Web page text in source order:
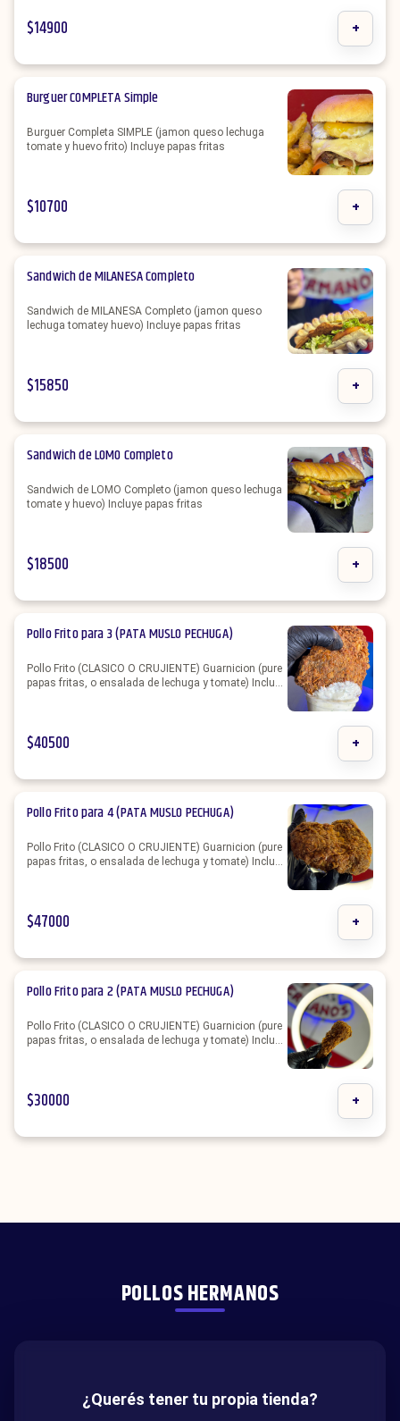
$14900 +
Burguer COMPLETA Simple
Burguer Completa SIMPLE (jamon queso lechuga
tomate y huevo frito) Incluye papas fritas
$10700 +
Sandwich de MILANESA Completo
Sandwich de MILANESA Completo (jamon queso
lechuga tomatey huevo) Incluye papas fritas
$15850 +
Sandwich de LOMO Completo
Sandwich de LOMO Completo (jamon queso lechuga
tomate y huevo) Incluye papas fritas
$18500 +
Pollo Frito para 3 (PATA MUSLO PECHUGA)
Pollo Frito (CLASICO O CRUJIENTE) Guarnicion (pure
papas fritas, o ensalada de lechuga y tomate) Incluye
$40500 +
Pollo Frito para 4 (PATA MUSLO PECHUGA)
Pollo Frito (CLASICO O CRUJIENTE) Guarnicion (pure
papas fritas, o ensalada de lechuga y tomate) Incluye
$47000 +
Pollo Frito para 2 (PATA MUSLO PECHUGA)
Pollo Frito (CLASICO O CRUJIENTE) Guarnicion (pure
papas fritas, o ensalada de lechuga y tomate) Incluye
$30000 +
POLLOS HERMANOS
¿Querés tener tu propia tienda?